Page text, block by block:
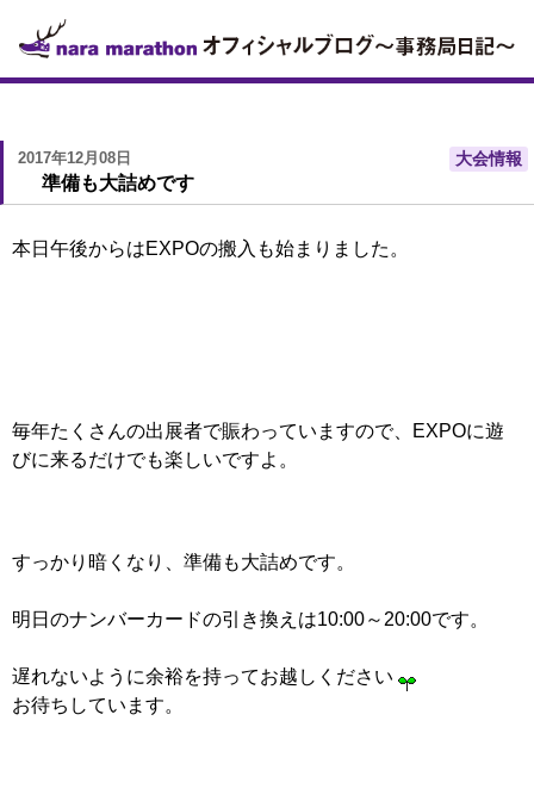
2017年12月08日 大会情報
準備も大詰めです
本日午後からはEXPOの搬入も始まりました。
毎年たくさんの出展者で賑わっていますので、EXPOに遊
びに来るだけでも楽しいですよ。
すっかり暗くなり、準備も大詰めです。
明日のナンバーカードの引き換えは10:00～20:00です。
遅れないように余裕を持ってお越しください
お待ちしています。